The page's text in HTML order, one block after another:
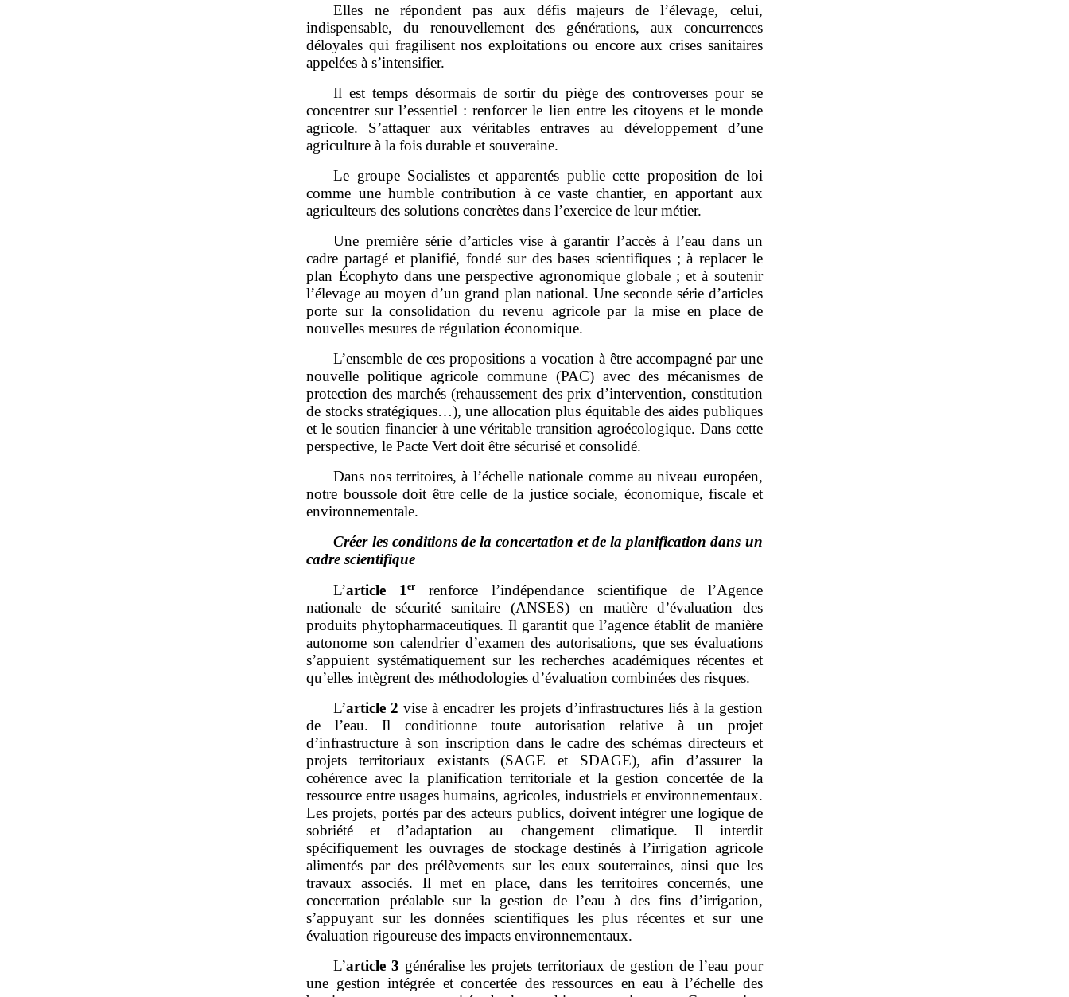
Elles ne répondent pas aux défis majeurs de l’élevage, celui,
indispensable, du renouvellement des générations, aux concurrences
déloyales qui fragilisent nos exploitations ou encore aux crises sanitaires
appelées à s’intensifier.
Il est temps désormais de sortir du piège des controverses pour se
concentrer sur l’essentiel : renforcer le lien entre les citoyens et le monde
agricole. S’attaquer aux véritables entraves au développement d’une
agriculture à la fois durable et souveraine.
Le groupe Socialistes et apparentés publie cette proposition de loi
comme une humble contribution à ce vaste chantier, en apportant aux
agriculteurs des solutions concrètes dans l’exercice de leur métier.
Une première série d’articles vise à garantir l’accès à l’eau dans un
cadre partagé et planifié, fondé sur des bases scientifiques ; à replacer le
plan Écophyto dans une perspective agronomique globale ; et à soutenir
l’élevage au moyen d’un grand plan national. Une seconde série d’articles
porte sur la consolidation du revenu agricole par la mise en place de
nouvelles mesures de régulation économique.
L’ensemble de ces propositions a vocation à être accompagné par une
nouvelle politique agricole commune (PAC) avec des mécanismes de
protection des marchés (rehaussement des prix d’intervention, constitution
de stocks stratégiques…), une allocation plus équitable des aides publiques
et le soutien financier à une véritable transition agroécologique. Dans cette
perspective, le Pacte Vert doit être sécurisé et consolidé.
Dans nos territoires, à l’échelle nationale comme au niveau européen,
notre boussole doit être celle de la justice sociale, économique, fiscale et
environnementale.
Créer les conditions de la concertation et de la planification dans un
cadre scientifique
L’article 1er
renforce l’indépendance scientifique de l’Agence
nationale de sécurité sanitaire (ANSES) en matière d’évaluation des
produits phytopharmaceutiques. Il garantit que l’agence établit de manière
autonome son calendrier d’examen des autorisations, que ses évaluations
s’appuient systématiquement sur les recherches académiques récentes et
qu’elles intègrent des méthodologies d’évaluation combinées des risques.
L’article 2 vise à encadrer les projets d’infrastructures liés à la gestion
de l’eau. Il conditionne toute autorisation relative à un projet
d’infrastructure à son inscription dans le cadre des schémas directeurs et
projets territoriaux existants (SAGE et SDAGE), afin d’assurer la
cohérence avec la planification territoriale et la gestion concertée de la
ressource entre usages humains, agricoles, industriels et environnementaux.
Les projets, portés par des acteurs publics, doivent intégrer une logique de
sobriété et d’adaptation au changement climatique. Il interdit
spécifiquement les ouvrages de stockage destinés à l’irrigation agricole
alimentés par des prélèvements sur les eaux souterraines, ainsi que les
travaux associés. Il met en place, dans les territoires concernés, une
concertation préalable sur la gestion de l’eau à des fins d’irrigation,
s’appuyant sur les données scientifiques les plus récentes et sur une
évaluation rigoureuse des impacts environnementaux.
L’article 3 généralise les projets territoriaux de gestion de l’eau pour
une gestion intégrée et concertée des ressources en eau à l’échelle des